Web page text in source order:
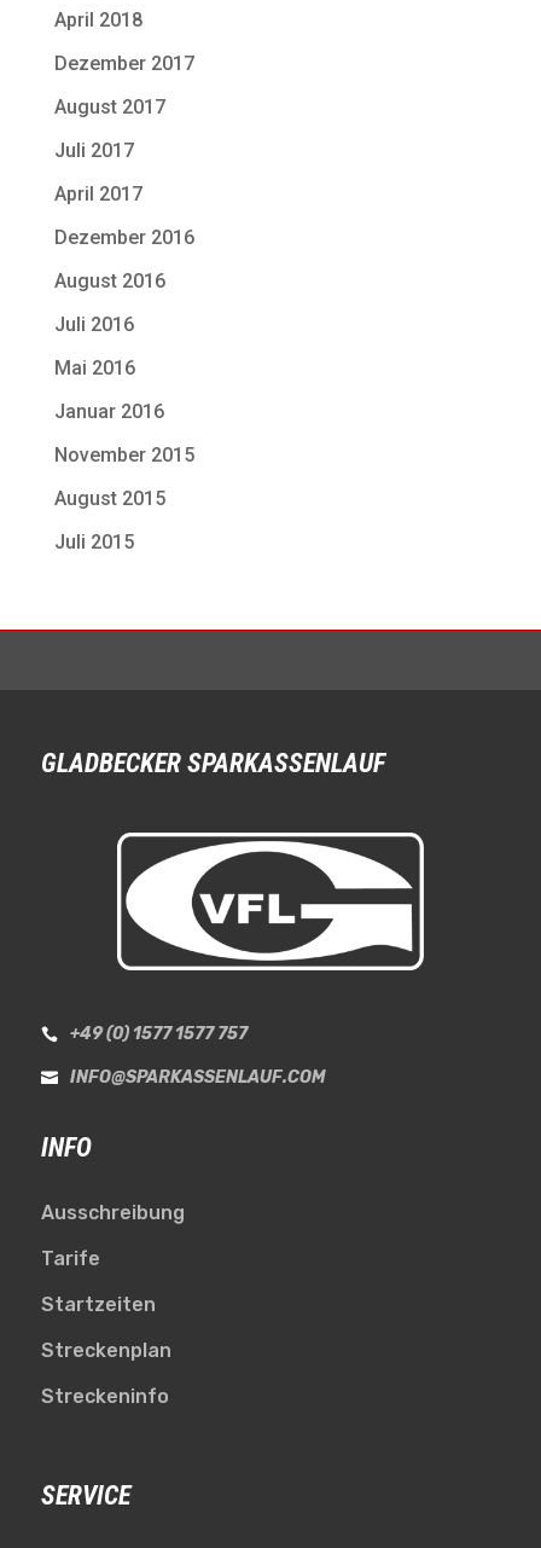
April 2018
Dezember 2017
August 2017
Juli 2017
April 2017
Dezember 2016
August 2016
Juli 2016
Mai 2016
Januar 2016
November 2015
August 2015
Juli 2015
GLADBECKER SPARKASSENLAUF
 +49 (0) 1577 1577 757
 INFO@SPARKASSENLAUF.COM
INFO
Ausschreibung
Tarife
Startzeiten
Streckenplan
Streckeninfo
SERVICE